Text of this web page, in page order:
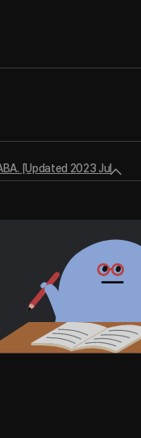
[Updated 2023 Jul
StatPearls Publishing;
and sleep.
mechanism of gamma-
system
24(3), 195–200.
is first CRISPR-